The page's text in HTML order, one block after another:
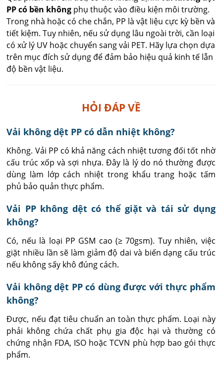
PP có bền không phụ thuộc vào điều kiện môi trường.
Trong nhà hoặc có che chắn, PP là vật liệu cực kỳ bền và
tiết kiệm. Tuy nhiên, nếu sử dụng lâu ngoài trời, cần loại
có xử lý UV hoặc chuyển sang vải PET. Hãy lựa chọn dựa
trên mục đích sử dụng để đảm bảo hiệu quả kinh tế lẫn
độ bền vật liệu.
HỎI ĐÁP VỀ
Vải không dệt PP có dẫn nhiệt không?
Không. Vải PP có khả năng cách nhiệt tương đối tốt nhờ
cấu trúc xốp và sợi nhựa. Đây là lý do nó thường được
dùng làm lớp cách nhiệt trong khẩu trang hoặc tấm
phủ bảo quản thực phẩm.
Vải PP không dệt có thể giặt và tái sử dụng
không?
Có, nếu là loại PP GSM cao (≥ 70gsm). Tuy nhiên, việc
giặt nhiều lần sẽ làm giảm độ dai và biến dạng cấu trúc
nếu không sấy khô đúng cách.
Vải không dệt PP có dùng được với thực phẩm
không?
Được, nếu đạt tiêu chuẩn an toàn thực phẩm. Loại này
phải không chứa chất phụ gia độc hại và thường có
chứng nhận FDA, ISO hoặc TCVN phù hợp bao gói thực
phẩm.